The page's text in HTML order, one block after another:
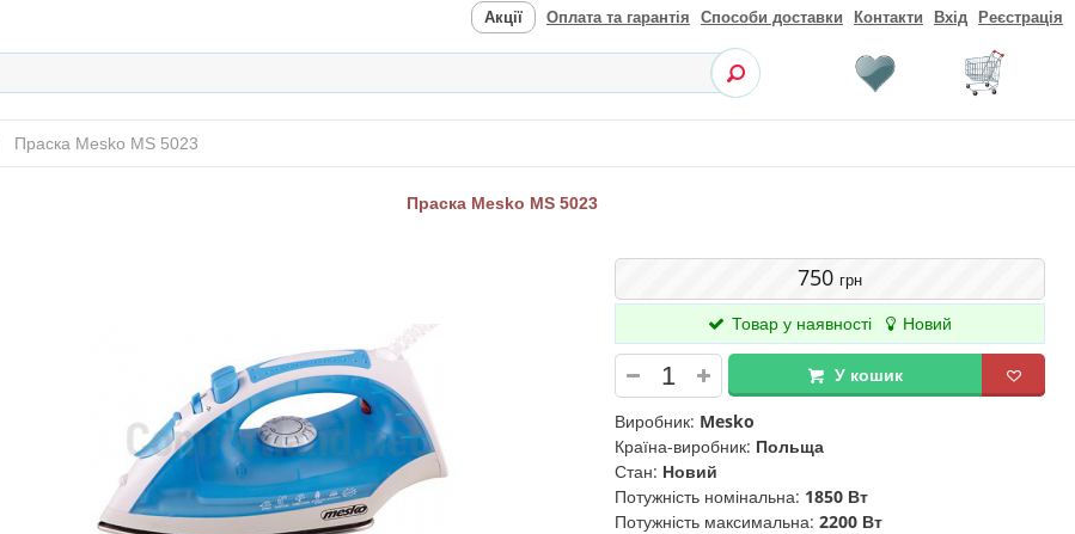
Акції Оплата та гарантія Способи доставки Контакти Вхід Реєстрація
Праска Mesko MS 5023
Праска Mesko MS 5023
750 грн
Товар у наявності Новий
У кошик
Виробник: Mesko
Країна-виробник: Польща
Стан: Новий
Потужність номінальна: 1850 Вт
Потужність максимальна: 2200 Вт